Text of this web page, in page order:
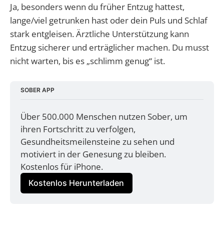
Ja, besonders wenn du früher Entzug hattest,
lange/viel getrunken hast oder dein Puls und Schlaf
stark entgleisen. Ärztliche Unterstützung kann
Entzug sicherer und erträglicher machen. Du musst
nicht warten, bis es „schlimm genug“ ist.
SOBER APP
Über 500.000 Menschen nutzen Sober, um
ihren Fortschritt zu verfolgen,
Gesundheitsmeilensteine zu sehen und
motiviert in der Genesung zu bleiben.
Kostenlos für iPhone.
Kostenlos Herunterladen